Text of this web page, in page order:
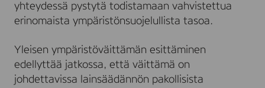
yhteydessä pystytä todistamaan vahvistettua
erinomaista ympäristönsuojelullista tasoa.
Yleisen ympäristöväittämän esittäminen
edellyttää jatkossa, että väittämä on
johdettavissa lainsäädännön pakollisista